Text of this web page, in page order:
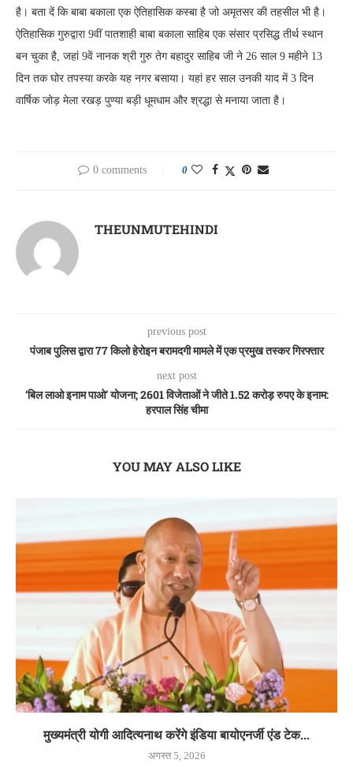
है। बता दें कि बाबा बकाला एक ऐतिहासिक कस्बा है जो अमृतसर की तहसील भी है।
ऐतिहासिक गुरुद्वारा 9वीं पातशाही बाबा बकाला साहिब एक संसार प्रसिद्ध तीर्थ स्थान
बन चुका है, जहां 9वें नानक श्री गुरु तेग बहादुर साहिब जी ने 26 साल 9 महीने 13
दिन तक घोर तपस्या करके यह नगर बसाया। यहां हर साल उनकी याद में 3 दिन
वार्षिक जोड़ मेला रखड़ पुण्या बड़ी धूमधाम और श्रद्धा से मनाया जाता है।
0 comments 0
THEUNMUTEHINDI
previous post
पंजाब पुलिस द्वारा 77 किलो हेरोइन बरामदगी मामले में एक प्रमुख तस्कर गिरफ्तार
next post
‘बिल लाओ इनाम पाओ’ योजना; 2601 विजेताओं ने जीते 1.52 करोड़ रुपए के इनाम:
हरपाल सिंह चीमा
YOU MAY ALSO LIKE
मुख्यमंत्री योगी आदित्यनाथ करेंगे इंडिया बायोएनर्जी एंड टेक...
अगस्त 5, 2026